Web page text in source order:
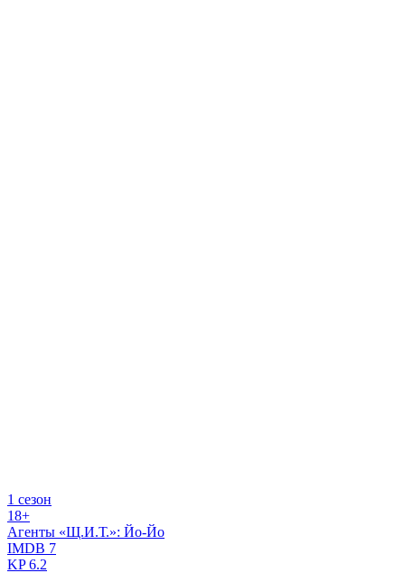
1 сезон
18+
Агенты «Щ.И.Т.»: Йо-Йо
IMDB 7
KP6.2